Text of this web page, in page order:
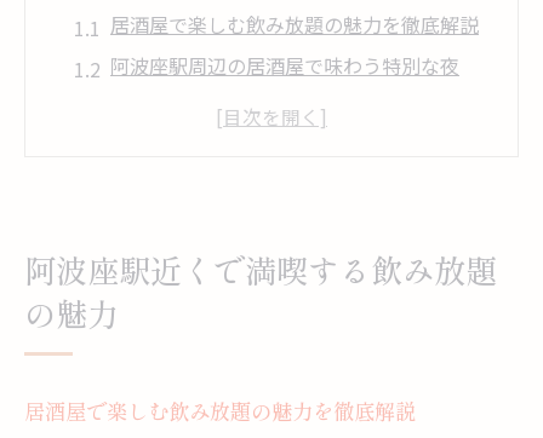
居酒屋で楽しむ飲み放題の魅力を徹底解説
阿波座駅周辺の居酒屋で味わう特別な夜
飲み放題プランが充実した居酒屋の特徴
紹介
阿波座駅近くの居酒屋で叶う心地よいひと
居酒屋で味わう個性派メニューの楽しみ方
阿波座駅近くで満喫する飲み放題
の魅力
居酒屋で楽しむ飲み放題の魅力を徹底解説